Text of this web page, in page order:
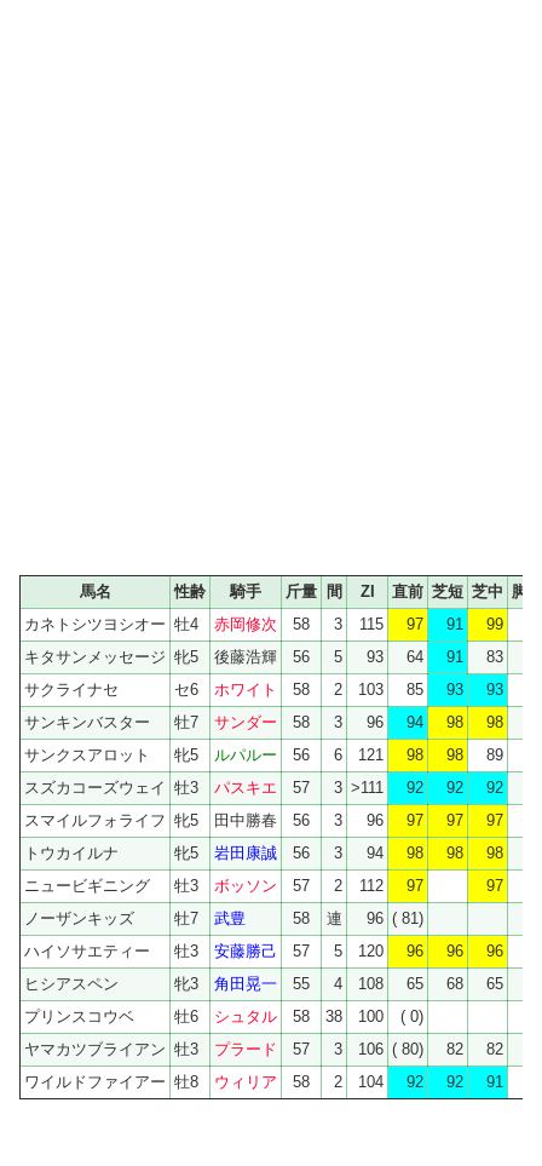
馬名 性齢 騎手 斤量 間 ZI 直前 芝短 芝中 脚質
カネトシツヨシオー 牡4 赤岡修次 58 3 115 97 91 99
キタサンメッセージ 牝5 後藤浩輝 56 5 93 64 91 83
サクライナセ
セ6 ホワイト 58 2 103 85 93 93
サンキンバスター
牡7 サンダー 58 3 96 94 98 98
サンクスアロット
牝5 ルパルー 56 6 121 98 98 89
スズカコーズウェイ 牡3 パスキエ 57 3 >111 92 92 92
スマイルフォライフ 牝5 田中勝春 56 3 96 97 97 97
トウカイルナ
牝5 岩田康誠 56 3 94 98 98 98
ニュービギニング
牡3 ボッソン 57 2 112 97 97
ノーザンキッズ
牡7 武豊 58 連 96 ( 81)
ハイソサエティー
牡3 安藤勝己 57 5 120 96 96 96
ヒシアスペン
牝3 角田晃一 55 4 108 65 68 65
プリンスコウベ
牡6 シュタル 58 38 100 ( 0)
ヤマカツブライアン 牡3 プラード 57 3 106 ( 80) 82 82
ワイルドファイアー 牡8 ウィリア 58 2 104 92 92 91